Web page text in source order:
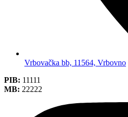
Vrbovačka bb, 11564, Vrbovno
PIB: 11111
MB: 22222